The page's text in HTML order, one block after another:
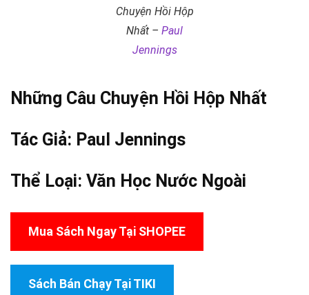
Chuyện Hồi Hộp
Nhất – Paul
Jennings
Những Câu Chuyện Hồi Hộp Nhất
Tác Giả: Paul Jennings
Thể Loại: Văn Học Nước Ngoài
Mua Sách Ngay Tại SHOPEE
Sách Bán Chạy Tại TIKI